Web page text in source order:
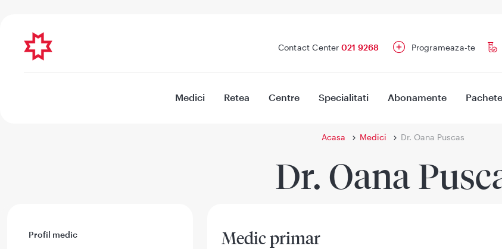
Contact Center 021 9268 Programeaza-te
Medici Retea Centre Specialitati Abonamente
Acasa Medici Dr. Oana Puscas
Dr. Oana
Profil medic
Medic primar